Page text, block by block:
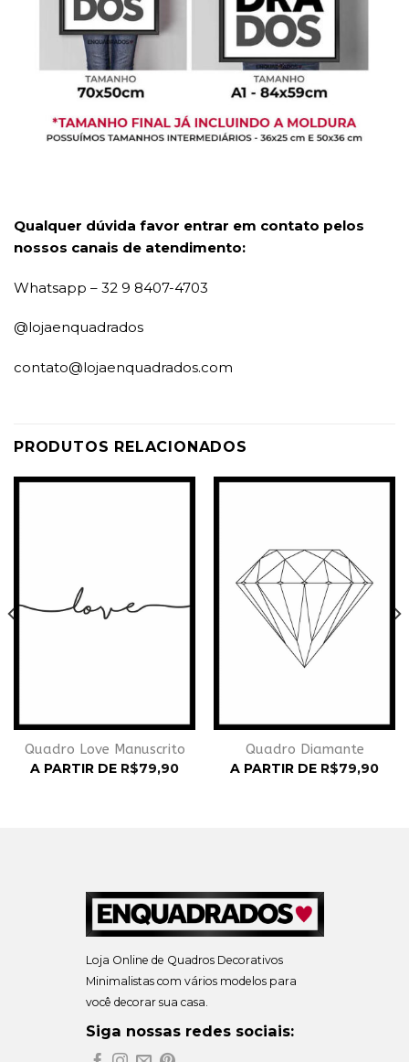
Qualquer dúvida favor entrar em contato pelos
nossos canais de atendimento:
Whatsapp – 32 9 8407-4703
@lojaenquadrados
contato@lojaenquadrados.com
PRODUTOS RELACIONADOS
Adicionar
Quadro Love Manuscrito
A PARTIR DE R$79,90
Adicionar
Quadro Diamante
A PARTIR DE R$79,90
Loja Online de Quadros Decorativos
Minimalistas com vários modelos para
você decorar sua casa.
Siga nossas redes sociais: